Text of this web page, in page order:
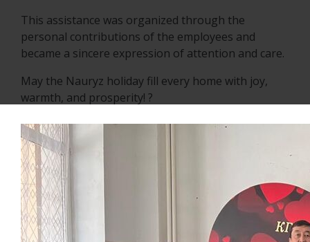
This assistance was organized through the
personal contributions of the employees and
became a sincere expression of attention and care.
May the Nauryz holiday fill every home with joy,
warmth, and prosperity! ?